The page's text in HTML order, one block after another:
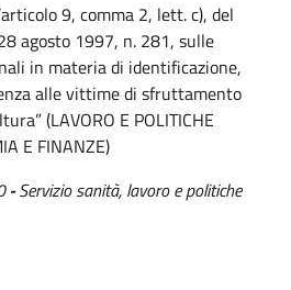
9, comma 2, lett. c), del
agosto 1997, n. 281, sulle
in materia di identificazione,
alle vittime di sfruttamento
(LAVORO E POLITICHE
E FINANZE)
-Servizio sanità, lavoro e politiche